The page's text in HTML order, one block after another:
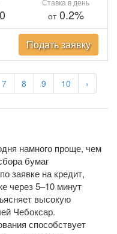
7 8 9 10 ›
Ставка в день
от0.2%
Подать заявку
намного проще, чем
бумаг
заявке на кредит,
через 5–10 минут
высокую
Чебоксар.
способствует